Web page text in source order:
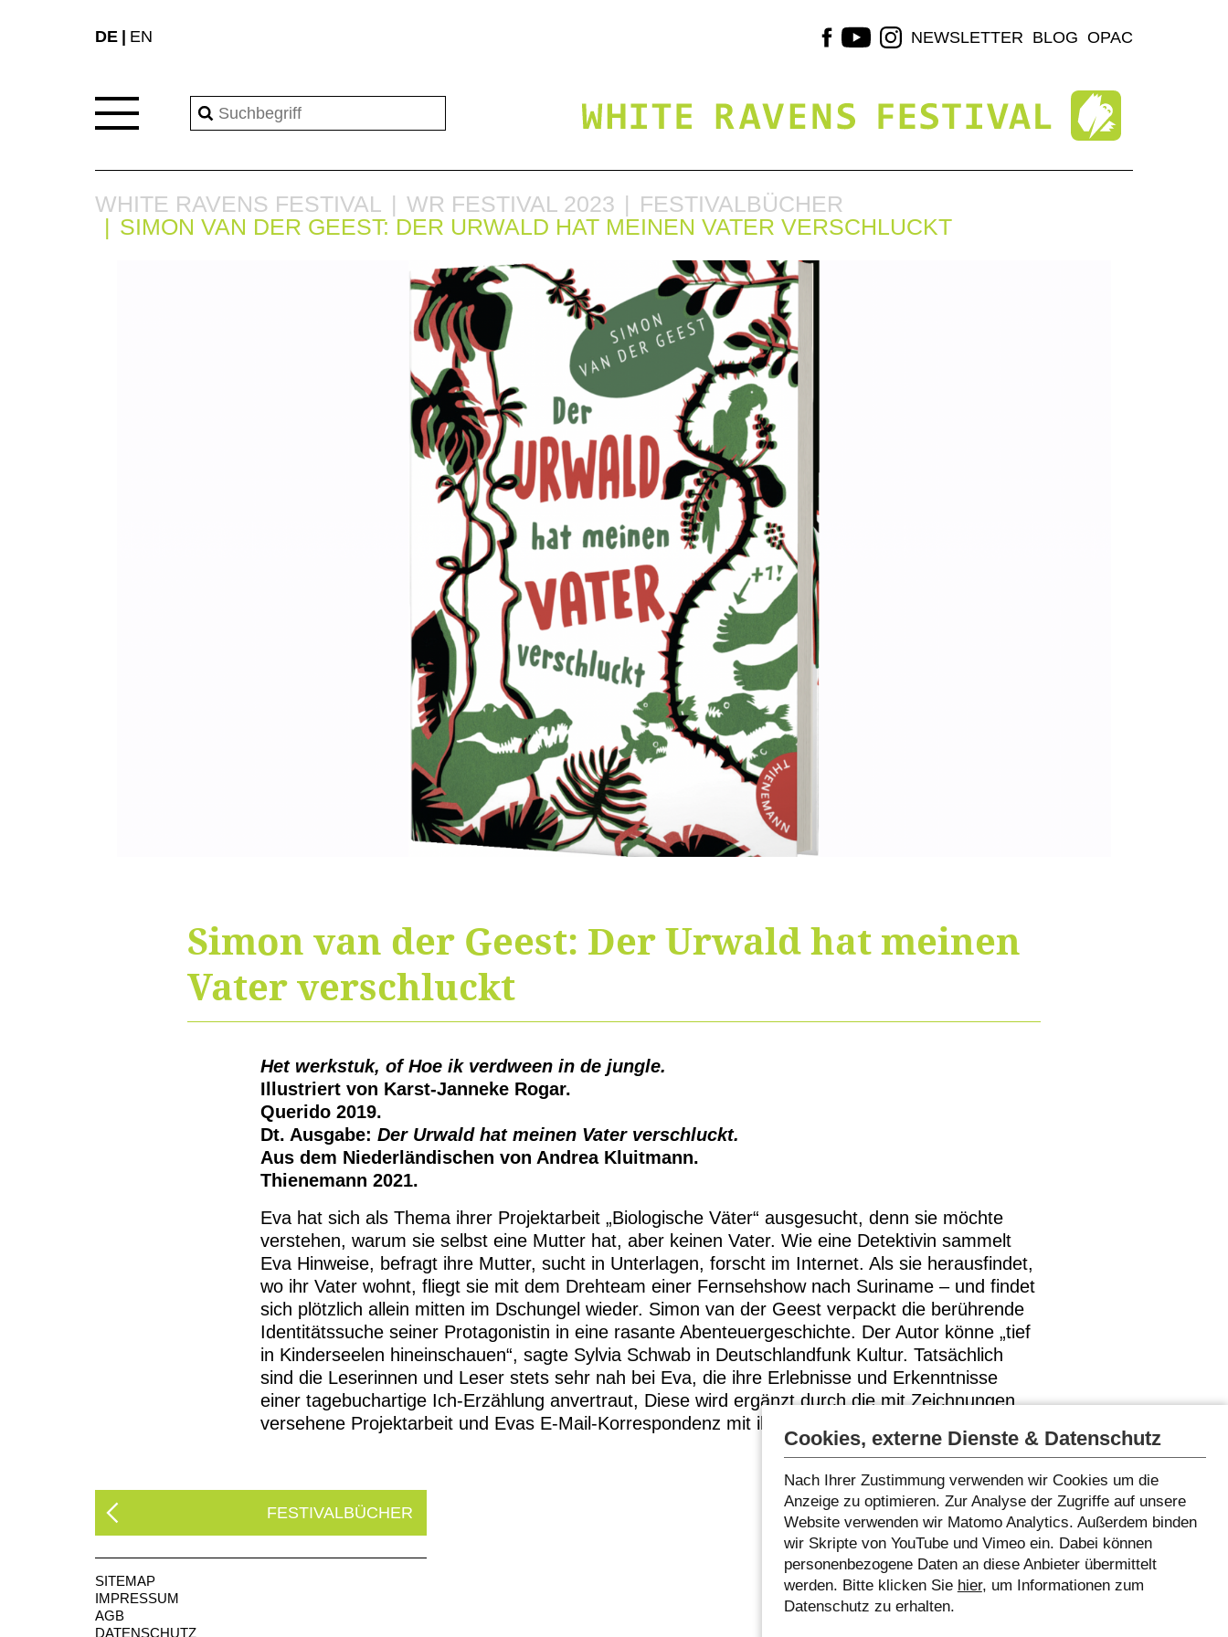
DE EN NEWSLETTER BLOG OPAC
WHITE RAVENS FESTIVAL WR FESTIVAL 2023
FESTIVALBÜCHER
SIMON VAN DER GEEST: DER URWALD HAT MEINEN VATER VERSCHLUCKT
Simon van der Geest: Der Urwald hat meinen
Vater verschluckt
Het werkstuk, of Hoe ik verdween in de jungle.
Illustriert von Karst-Janneke Rogar.
Querido 2019.
Dt. Ausgabe: Der Urwald hat meinen Vater verschluckt.
Aus dem Niederländischen von Andrea Kluitmann.
Thienemann 2021.
Eva hat sich als Thema ihrer Projektarbeit „Biologische Väter“ ausgesucht, denn sie möchte
verstehen, warum sie selbst eine Mutter hat, aber keinen Vater. Wie eine Detektivin sammelt
Eva Hinweise, befragt ihre Mutter, sucht in Unterlagen, forscht im Internet. Als sie herausfindet,
wo ihr Vater wohnt, fliegt sie mit dem Drehteam einer Fernsehshow nach Suriname – und findet
sich plötzlich allein mitten im Dschungel wieder. Simon van der Geest verpackt die berührende
Identitätssuche seiner Protagonistin in eine rasante Abenteuergeschichte. Der Autor könne „tief
in Kinderseelen hineinschauen“, sagte Sylvia Schwab in Deutschlandfunk Kultur. Tatsächlich
sind die Leserinnen und Leser stets sehr nah bei Eva, die ihre Erlebnisse und Erkenntnisse
einer tagebuchartige Ich-Erzählung anvertraut, Diese wird ergänzt durch die mit Zeichnungen
versehene Projektarbeit und Evas E-Mail-Korrespondenz mit ihrem besten Freund Luuk. (ab 10)
FESTIVALBÜCHER
SITEMAP
IMPRESSUM
AGB
DATENSCHUTZ
Cookies, externe Dienste & Datenschutz
Nach Ihrer Zustimmung verwenden wir Cookies um die
Anzeige zu optimieren. Zur Analyse der Zugriffe auf unsere
Website verwenden wir Matomo Analytics. Außerdem binden
wir Skripte von YouTube und Vimeo ein. Dabei können
personenbezogene Daten an diese Anbieter übermittelt
werden. Bitte klicken Sie hier, um Informationen zum
Datenschutz zu erhalten.